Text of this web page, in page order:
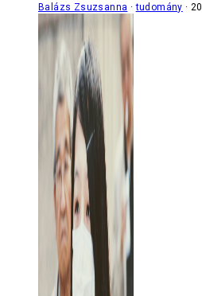
Balázs Zsuzsanna tudomány